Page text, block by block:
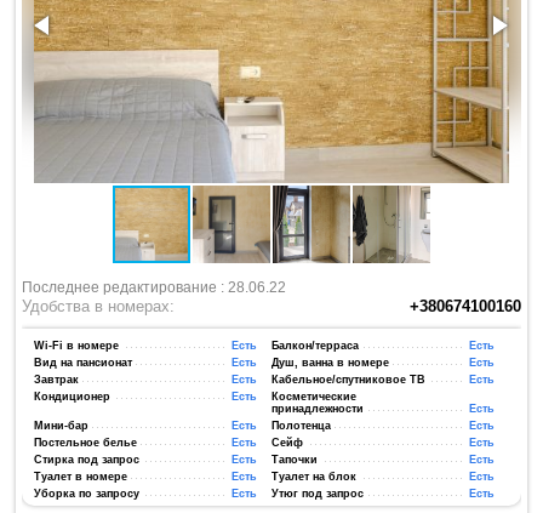
Последнее редактирование : 28.06.22
+380674100160
Удобства в номерах:
Wi-Fi в номере Есть Балкон/терраса
Есть
Вид на пансионат
Есть Душ, ванна в номере
Есть
Завтрак
Есть Кабельное/спутниковое ТВ
Есть
Кондиционер
Есть
Косметические
принадлежности
Есть
Мини-бар
Есть Полотенца
Есть
Постельное белье
Есть Сейф
Есть
Стирка под запрос
Есть Тапочки
Есть
Туалет в номере
Есть Туалет на блок
Есть
Уборка по запросу
Есть Утюг под запрос Есть